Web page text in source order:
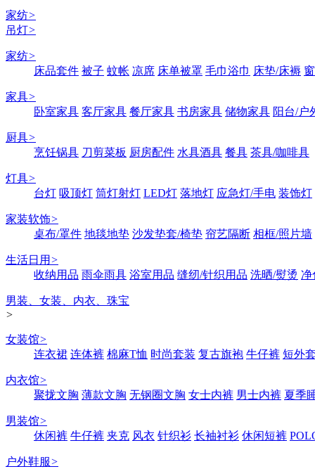
家纺>
吊灯>
家纺>
床品套件 被子 蚊帐 凉席 床单被罩 毛巾浴巾 床垫/床褥
家具>
卧室家具 客厅家具 餐厅家具 书房家具 储物家具 阳台/户
厨具>
烹饪锅具 刀剪菜板 厨房配件 水具酒具 餐具 茶具/咖啡具
灯具>
台灯 吸顶灯 筒灯射灯 LED灯 落地灯 应急灯/手电 装饰灯
家装软饰>
桌布/罩件 地毯地垫 沙发垫套/椅垫 帘艺隔断 相框/照片墙
生活日用 >
收纳用品 雨伞雨具 浴室用品 缝纫/针织用品 洗晒/熨烫 净
男装、女装、内衣、珠宝
>
女装馆>
连衣裙 连体裤 棉麻T恤 时尚套装 复古旗袍 牛仔裤 短外
内衣馆>
聚拢文胸 薄款文胸 无钢圈文胸 女士内裤 男士内裤 夏季
男装馆>
休闲裤 牛仔裤 夹克 风衣 针织衫 长袖衬衫 休闲短裤
户外鞋服>